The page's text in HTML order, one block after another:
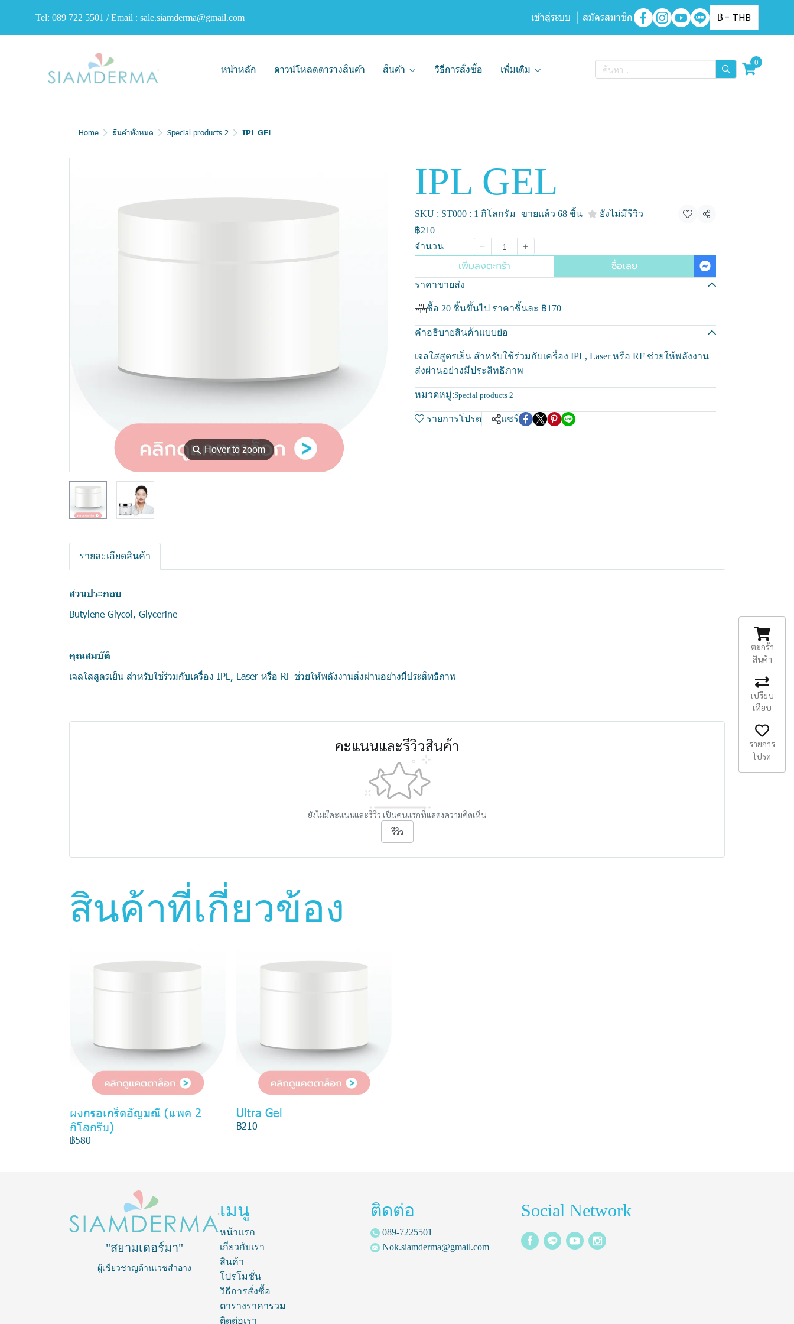
Tel: 089 722 5501 / Email : sale.siamderma@gmail.com เข้าสู่ระบบ สมัครสมาชิก ฿ - THB
หน้าหลัก ดาวน์โหลดตารางสินค้า สินค้า วิธีการสั่งซื้อ เพิ่มเติม
0
Home สินค้าทั้งหมด Special products 2 IPL GEL
⚲Hover to zoom
IPL GEL
SKU : ST000 : 1 กิโลกรัม ขายแล้ว 68 ชิ้น ยังไม่มีรีวิว แชร์
฿210
จำนวน
เพิ่มลงตะกร้า ซื้อเลย
ราคาขายส่ง
ซื้อ 20 ชิ้นขึ้นไป ราคาชิ้นละ ฿170
คำอธิบายสินค้าแบบย่อ
เจลใสสูตรเย็น สำหรับใช้ร่วมกับเครื่อง IPL, Laser หรือ RF ช่วยให้พลังงาน
ส่งผ่านอย่างมีประสิทธิภาพ
หมวดหมู่:Special products 2
รายการโปรด แชร์
รายละเอียดสินค้า
ส่วนประกอบ
Butylene Glycol, Glycerine
คุณสมบัติ
เจลใสสูตรเย็น สำหรับใช้ร่วมกับเครื่อง IPL, Laser หรือ RF ช่วยให้พลังงานส่งผ่านอย่างมีประสิทธิภาพ
คะแนนและรีวิวสินค้า
ยังไม่มีคะแนนและรีวิว เป็นคนแรกที่แสดงความคิดเห็น
รีวิว
สินค้าที่เกี่ยวข้อง
ผงกรอเกร็ดอัญมณี (แพค 2
กิโลกรัม)
฿580
Ultra Gel
฿210
"สยามเดอร์มา"
ผู้เชี่ยวชาญด้านเวชสำอาง
เมนู
หน้าแรก
เกี่ยวกับเรา
สินค้า
โปรโมชั่น
วิธีการสั่งซื้อ
ตารางราคารวม
ติดต่อเรา
ติดต่อ
089-7225501
Nok.siamderma@gmail.com
Social Network
ตะกร้า
สินค้า
เปรียบ
เทียบ
รายการ
โปรด